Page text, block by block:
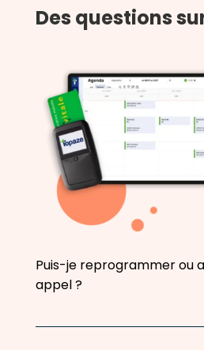
Des questions
Puis-je reprogrammer ou
appel ?